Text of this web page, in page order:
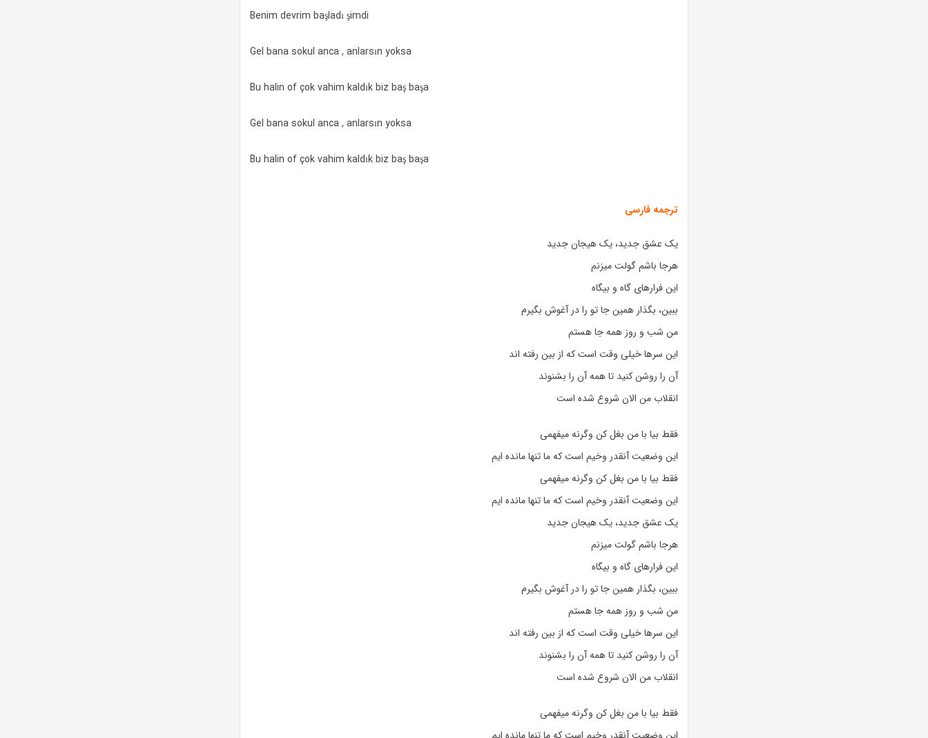
Benim devrim başladı şimdi
Gel bana sokul anca, anlarsın yoksa
Bu halin of çok vahim kaldık biz baş başa
Gel bana sokul anca , anlarsın yoksa
Bu halin of çok vahim kaldık biz baş başa
ترجمه فارسی
یک عشق جدید، یک هیجان جدید
هرجا باشم گولت میزنم
این فرارهای گاه و بیگاه
ببین، بگذار همین جا تو را در آغوش بگیرم
من شب و روز همه جا هستم
این سرها خیلی وقت است که از بین رفته اند
آن را روشن کنید تا همه آن را بشنوند
انقلاب من الان شروع شده است
فقط بیا با من بغل کن وگرنه میفهمی
این وضعیت آنقدر وخیم است که ما تنها مانده ایم
فقط بیا با من بغل کن وگرنه میفهمی
این وضعیت آنقدر وخیم است که ما تنها مانده ایم
یک عشق جدید، یک هیجان جدید
هرجا باشم گولت میزنم
این فرارهای گاه و بیگاه
ببین، بگذار همین جا تو را در آغوش بگیرم
من شب و روز همه جا هستم
این سرها خیلی وقت است که از بین رفته اند
آن را روشن کنید تا همه آن را بشنوند
انقلاب من الان شروع شده است
فقط بیا با من بغل کن وگرنه میفهمی